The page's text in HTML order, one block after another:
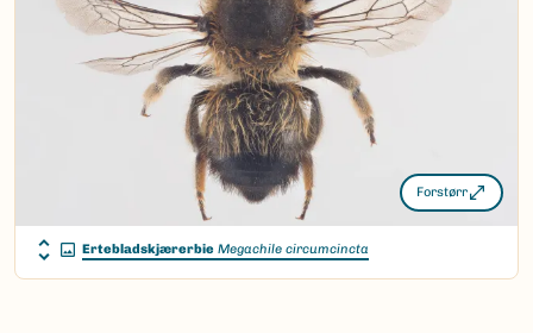
Takson ID:77895
Gå til Nortaxa for flere detaljer
(Ekstern lenke)
Forstørr
Ertebladskjærerbie Megachile circumcincta